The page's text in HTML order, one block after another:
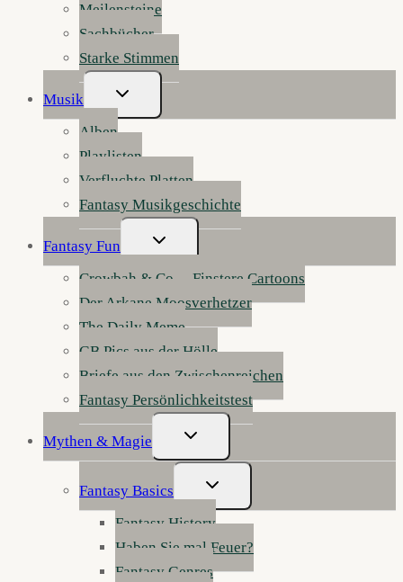
Meilensteine
Sachbücher
Starke Stimmen
Musik
Untermenü
Umschalten
Alben
Playlisten
Verfluchte Platten
Fantasy Musikgeschichte
Fantasy Fun
Untermenü
Umschalten
Crowbah & Co. – Finstere Cartoons
Der Arkane Moosverhetzer
The Daily Meme
GB Pics aus der Hölle
Briefe aus den Zwischenreichen
Fantasy Persönlichkeitstest
Mythen & Magie
Untermenü
Umschalten
Fantasy Basics
Untermenü
Umschalten
Fantasy History
Haben Sie mal Feuer?
Fantasy Genres